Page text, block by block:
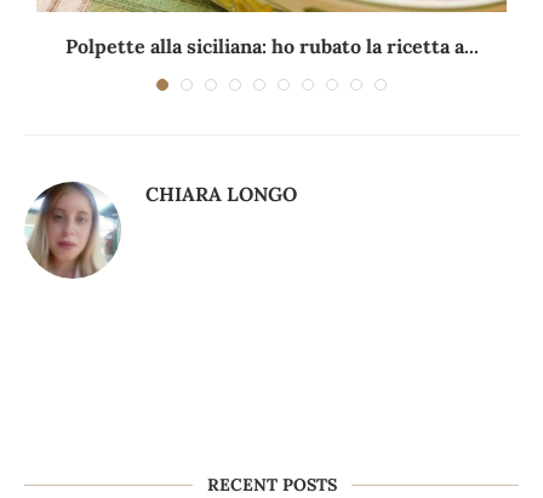
Polpette alla siciliana: ho rubato la ricetta a...
CHIARA LONGO
RECENT POSTS